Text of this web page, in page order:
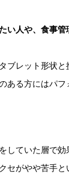
い人や、食事
ブレット形状と
ある方にはパ
していた層で効
セがやや苦手と